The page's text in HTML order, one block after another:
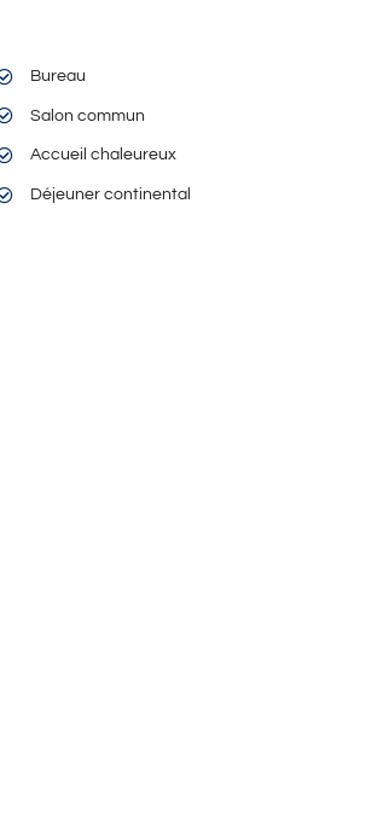
Bureau
Salon commun
Accueil chaleureux
Déjeuner continental